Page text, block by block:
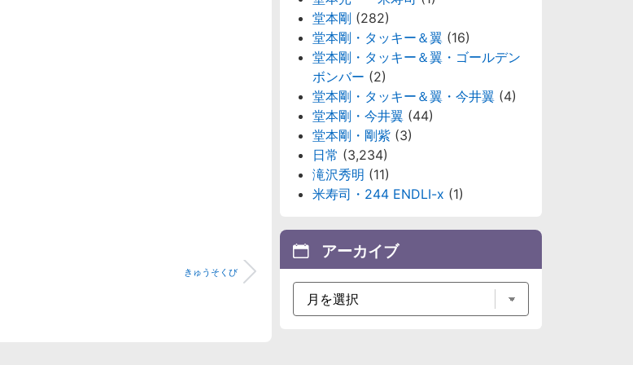
きゅうそくび
堂本剛 (282)
堂本剛・タッキー＆翼 (16)
堂本剛・タッキー＆翼・ゴールデン
ボンバー (2)
堂本剛・タッキー＆翼・今井翼 (4)
堂本剛・今井翼 (44)
堂本剛・剛紫 (3)
日常 (3,234)
滝沢秀明 (11)
米寿司・244 ENDLI-x (1)
アーカイブ